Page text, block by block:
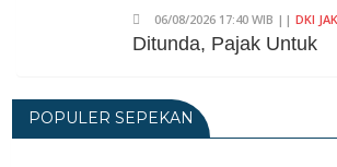
06/08/2026 17:40 WIB || DKI
Ditunda, Pajak Untuk
06/08/2026 14:23 WIB ||
POPULER SEPEKAN